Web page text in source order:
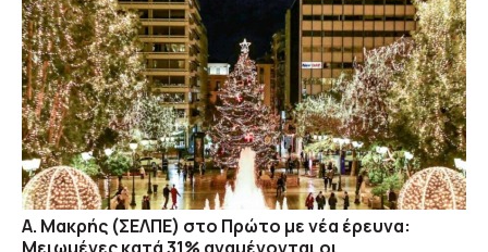
Α. Μακρής (ΣΕΛΠΕ) στο Πρώτο με νέα έρευνα:
Μειωμένες κατά 31% αναμένονται οι